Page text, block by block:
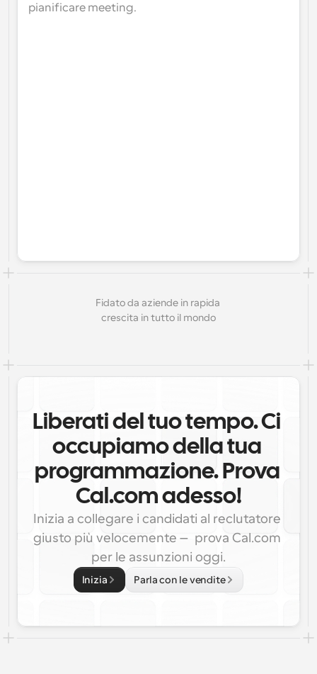
pianificare meeting.
Fidato da aziende in rapida
crescita in tutto il mondo
Liberati del tuo tempo. Ci
occupiamo della tua
programmazione. Prova
Cal.com adesso!
Inizia a collegare i candidati al reclutatore
giusto più velocemente — prova Cal.com
per le assunzioni oggi.
Inizia Parla con le vendite